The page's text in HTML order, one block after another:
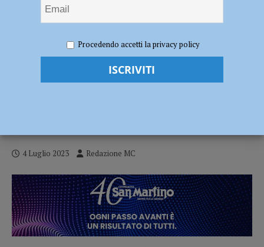
Patrono Sant’Antonino il 4 luglio 2023, la Fiera, le celebrazioni e
Antonino d’Oro alle monache Carmelitane
Festa del Patrono Sant’Antonino il 4 luglio
4 Luglio 2023 Redazione MC
Procedendo accetti la privacy policy